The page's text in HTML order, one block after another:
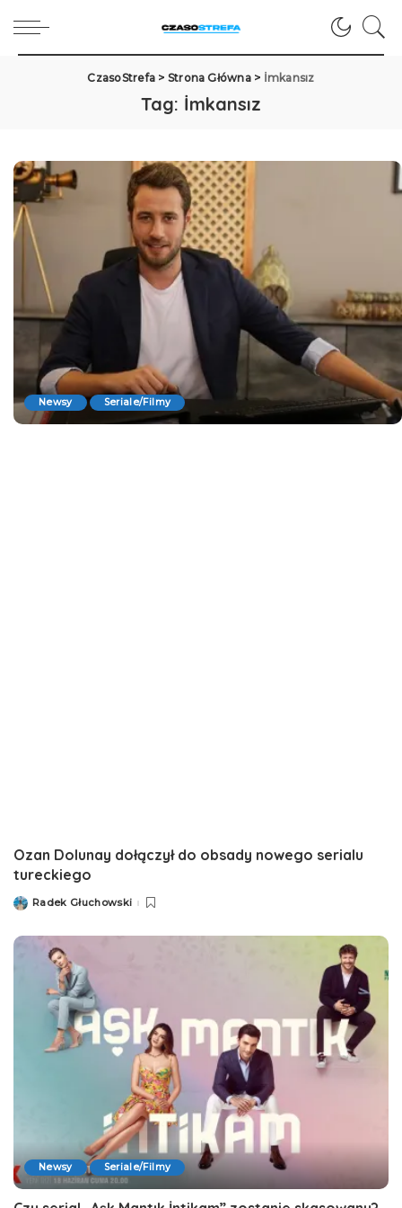
CzasoStrefa > Strona Główna> İmkansız
Tag: İmkansız
Newsy Seriale/Filmy
Ozan Dolunay dołączył do obsady nowego serialu
tureckiego
PostedRadek Głuchowski
Newsy Seriale/Filmy